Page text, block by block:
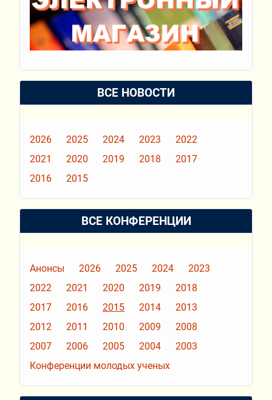
ВСЕ НОВОСТИ
2026 2025 2024 2023
2022
2021
2020 2019 2018
2017
2016
2015
ВСЕ КОНФЕРЕНЦИИ
Анонсы 2026 2025 2024
2023
2022
2021 2020 2019
2018
2017
2016 2015 2014
2013
2012
2011 2010 2009
2008
2007
2006 2005 2004
2003
Конференции молодых ученых